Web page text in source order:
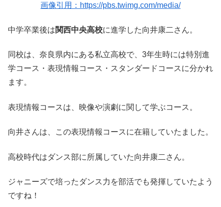
画像引用：https://pbs.twimg.com/media/
中学卒業後は関西中央高校に進学した向井康二さん。
同校は、奈良県内にある私立高校で、3年生時には特別進
学コース・表現情報コース・スタンダードコースに分かれ
ます。
表現情報コースは、映像や演劇に関して学ぶコース。
向井さんは、この表現情報コースに在籍していたました。
高校時代はダンス部に所属していた向井康二さん。
ジャニーズで培ったダンス力を部活でも発揮していたよう
ですね！